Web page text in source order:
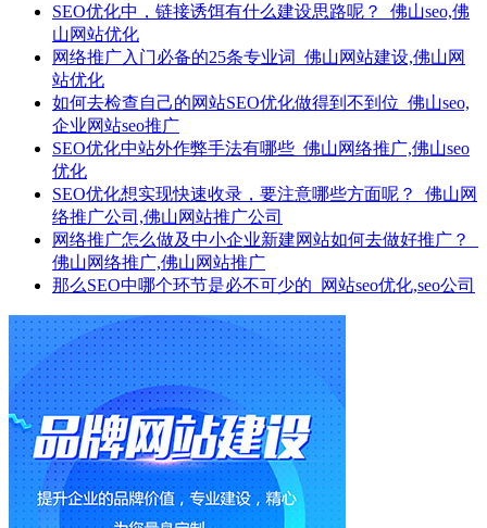
SEO优化中，链接诱饵有什么建设思路呢？_佛山seo,佛
山网站优化
网络推广入门必备的25条专业词_佛山网站建设,佛山网
站优化
如何去检查自己的网站SEO优化做得到不到位_佛山seo,
企业网站seo推广
SEO优化中站外作弊手法有哪些_佛山网络推广,佛山seo
优化
SEO优化想实现快速收录，要注意哪些方面呢？_佛山网
络推广公司,佛山网站推广公司
网络推广怎么做及中小企业新建网站如何去做好推广？_
佛山网络推广,佛山网站推广
那么SEO中哪个环节是必不可少的_网站seo优化,seo公司